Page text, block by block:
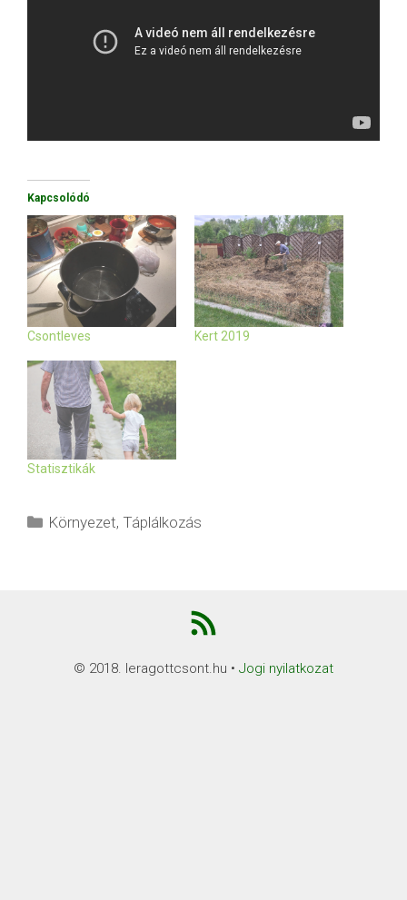
Kapcsolódó
Csontleves Kert 2019
Statisztikák
Kategória
Környezet, Táplálkozás
RSS
Feed
© 2018. leragottcsont.hu • Jogi nyilatkozat